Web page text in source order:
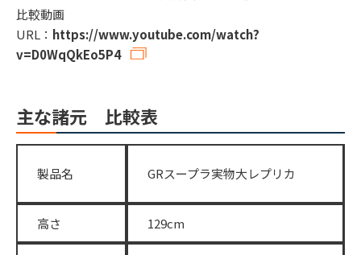
比較動画
URL： https://www.youtube.com/watch?
v=D0WqQkEo5P4
主な諸元 比較表
製品名 GRスープラ実物大レプリカ
高さ 129cm